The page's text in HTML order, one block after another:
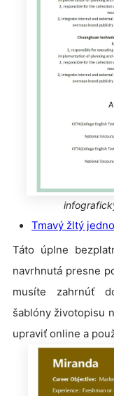
Tmavý žltý
Táto úplne
navrhnutá presne
musíte zahrnúť
šablóny životopisu
upraviť online a